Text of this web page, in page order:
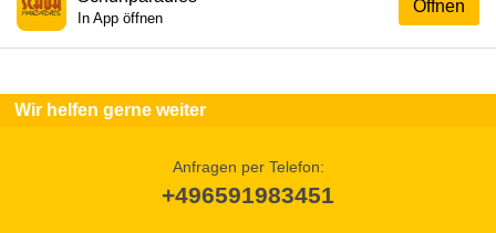
Öffnen
In App öffnen
Wir helfen gerne weiter
Anfragen per Telefon:
+496591983451